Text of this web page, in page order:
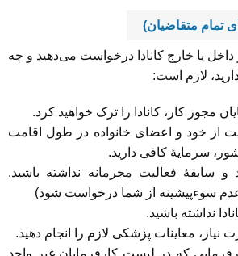
تمام متقاضیان)
یا خارج کانادا درخواست می‌دهید و چه
لازم است:
مجوز کار، کانادا را ترک خواهید کرد.
از خود و اعضای خانواده در طول اقامت
سرمایۀ کافی دارید.
و سابقۀ فعالیت مجرمانه نداشته باشید.
سوء‌پیشینه از شما درخواست شود)
نداشته باشید.
نیاز، معاینات پزشکی لازم را انجام دهید.
که در لیست کارفرمایان غیر واجد